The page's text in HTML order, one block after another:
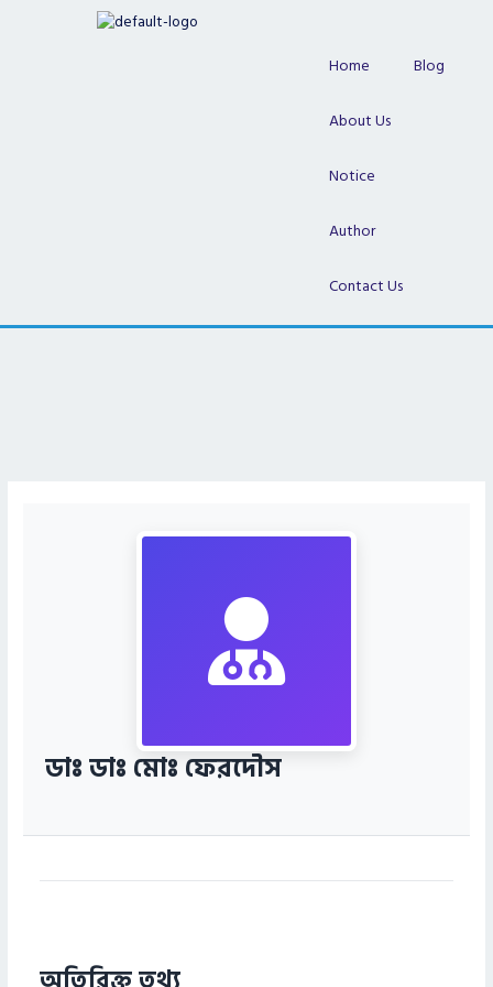
Home Blog
About Us
Notice
Author
Contact Us
ডাঃ ডাঃ মোঃ ফেরদৌস